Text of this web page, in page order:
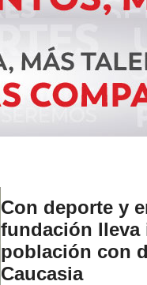
Con deporte y
fundación lleva
población con
Caucasia